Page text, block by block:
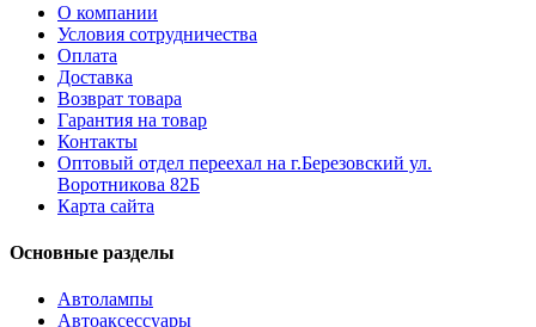
О компании
Условия сотрудничества
Оплата
Доставка
Возврат товара
Гарантия на товар
Контакты
Оптовый отдел переехал на г.Березовский ул.
Воротникова 82Б
Карта сайта
Основные разделы
Автолампы
Автоаксессуары